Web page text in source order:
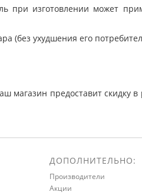
при изготовлении может
(без ухудшения его
предоставит скидку в
ДОПОЛНИТЕЛЬНО:
Производители
Акции